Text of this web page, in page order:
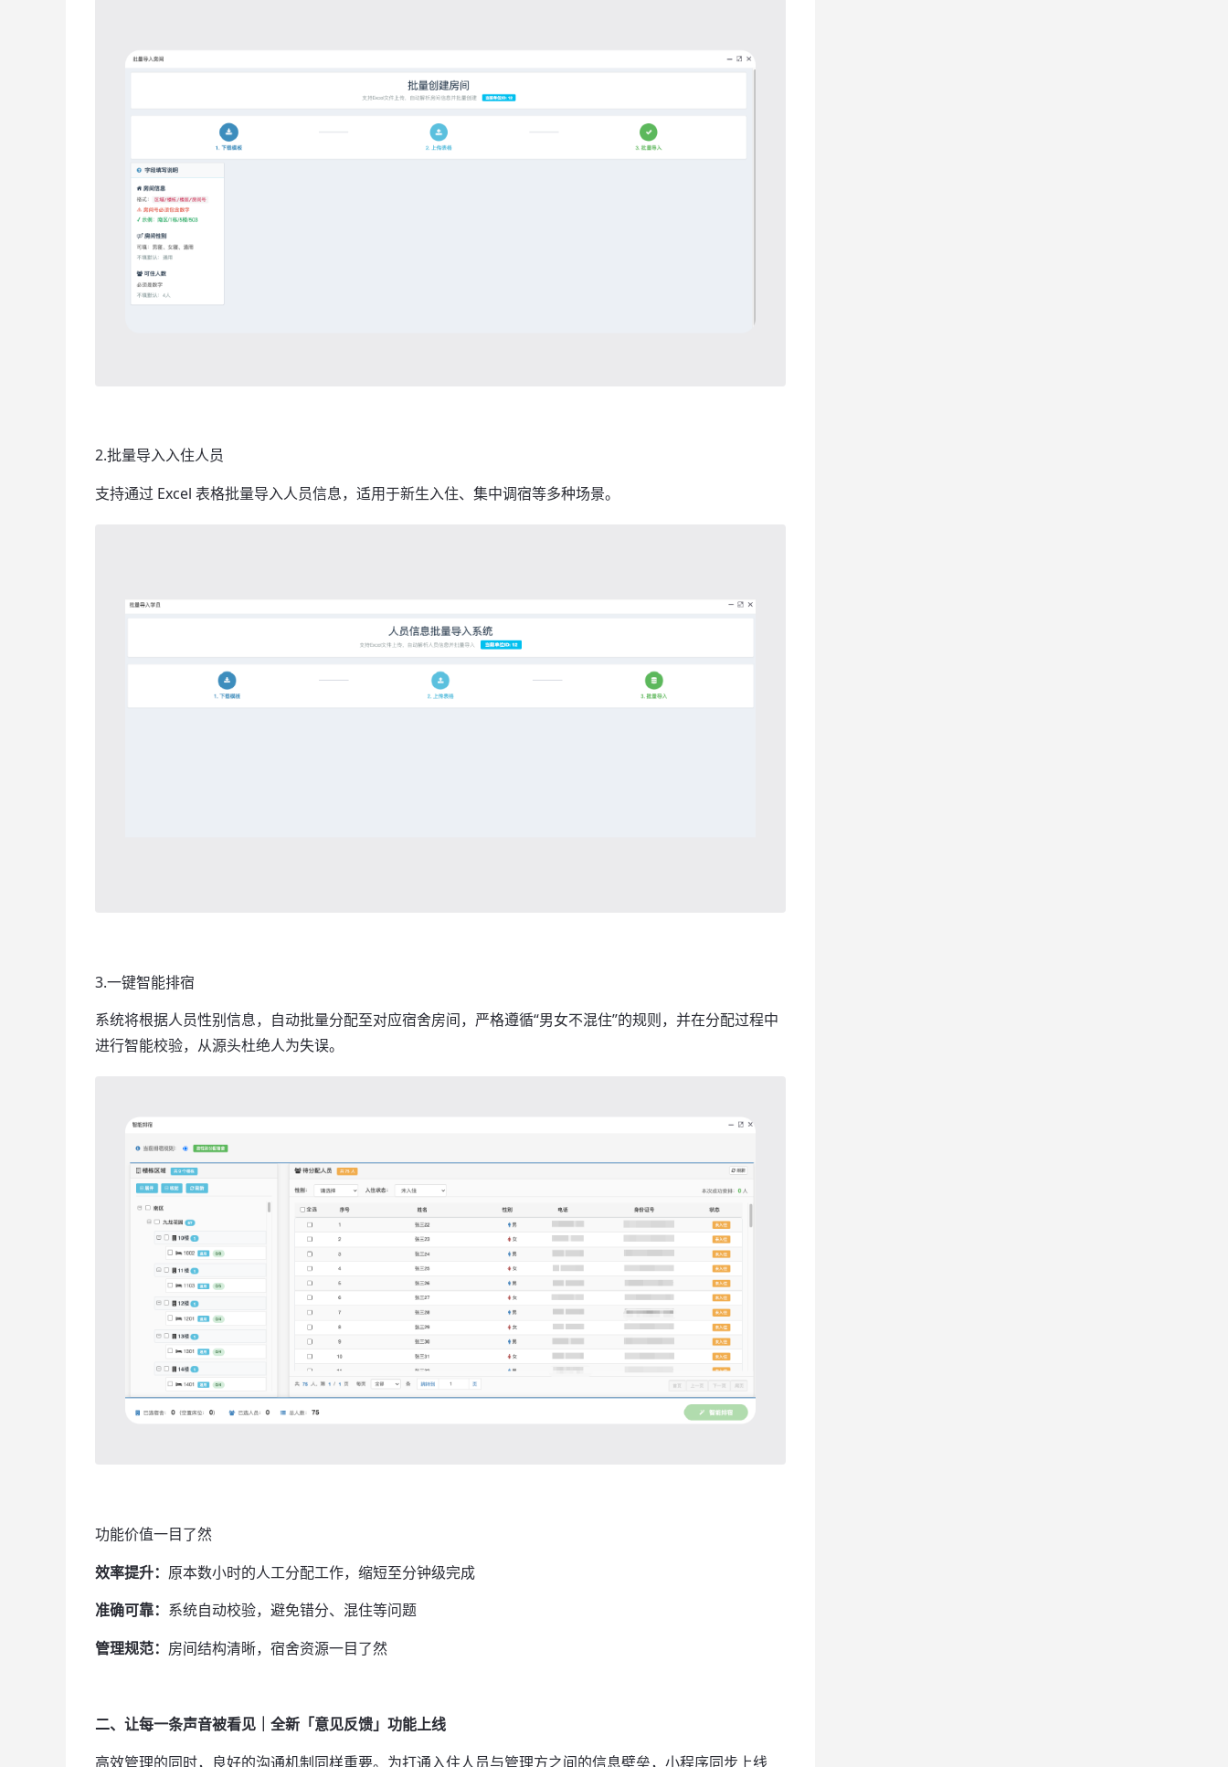
2.批量导入入住人员
支持通过 Excel 表格批量导入人员信息，适用于新生入住、集中调宿等多种场景。
3.一键智能排宿
系统将根据人员性别信息，自动批量分配至对应宿舍房间，严格遵循“男女不混住”的规则，并在分配过程中
进行智能校验，从源头杜绝人为失误。
功能价值一目了然
效率提升： 原本数小时的人工分配工作，缩短至分钟级完成
准确可靠： 系统自动校验，避免错分、混住等问题
管理规范： 房间结构清晰，宿舍资源一目了然
二、让每一条声音被看见｜全新「意见反馈」功能上线
高效管理的同时，良好的沟通机制同样重要。为打通入住人员与管理方之间的信息壁垒，小程序同步上线